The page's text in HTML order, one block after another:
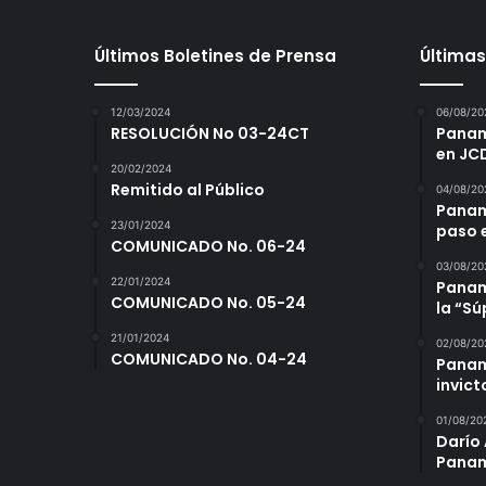
Últimos Boletines de Prensa
12/03/2024
RESOLUCIÓN No 03-24CT
20/02/2024
Remitido al Público
23/01/2024
COMUNICADO No. 06-24
22/01/2024
COMUNICADO No. 05-24
21/01/2024
COMUNICADO No. 04-24
06/08/
en
04/08/
paso
03/08/
la
02/08/
01/08/
Darío